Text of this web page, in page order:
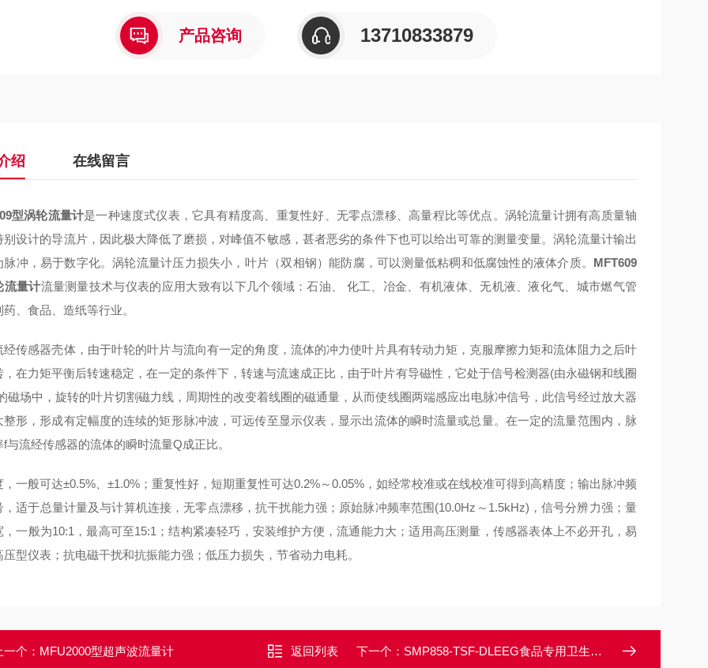
产品咨询 13710833879
绍 在线留言
型涡轮流量计是一种速度式仪表，它具有精度高、重复性好、无零点漂移、高量程比等优点。涡轮流量计拥有高质量轴
别设计的导流片，因此极大降低了磨损，对峰值不敏感，甚者恶劣的条件下也可以给出可靠的测量变量。涡轮流量计输出
脉冲，易于数字化。涡轮流量计压力损失小，叶片（双相钢）能防腐，可以测量低粘稠和低腐蚀性的液体介质。 MFT609
流量计流量测量技术与仪表的应用大致有以下几个领域：石油、 化工、冶金、有机液体、无机液、液化气、城市燃气管
、食品、造纸等行业。
经传感器壳体，由于叶轮的叶片与流向有一定的角度，流体的冲力使叶片具有转动力矩，克服摩擦力矩和流体阻力之后叶
，在力矩平衡后转速稳定，在一定的条件下，转速与流速成正比，由于叶片有导磁性，它处于信号检测器(由永磁钢和线圈
磁场中，旋转的叶片切割磁力线，周期性的改变着线圈的磁通量，从而使线圈两端感应出电脉冲信号，此信号经过放大器
整形，形成有定幅度的连续的矩形脉冲波，可远传至显示仪表，显示出流体的瞬时流量或总量。在一定的流量范围内，脉
f与流经传感器的流体的瞬时流量Q成正比。
，一般可达±0.5%、±1.0%；重复性好，短期重复性可达0.2%～0.05%，如经常校准或在线校准可得到高精度；输出脉冲频
，适于总量计量及与计算机连接，无零点漂移，抗干扰能力强；原始脉冲频率范围(10.0Hz～1.5kHz)，信号分辨力强；量
，一般为10:1，最高可至15:1；结构紧凑轻巧，安装维护方便，流通能力大；适用高压测量，传感器表体上不必开孔，易
压型仪表；抗电磁干扰和抗振能力强；低压力损失，节省动力电耗。
一个： MFU2000型超声波流量计 返回列表 下一个： SMP858-TSF-DLEEG食品专用卫生型压力变送器